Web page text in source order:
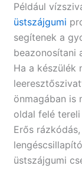
Például
üstszájgumi
segítenek a
beazonosítani
Ha a készülék
önmagában is
oldal felé
Erős
üstszájgumi